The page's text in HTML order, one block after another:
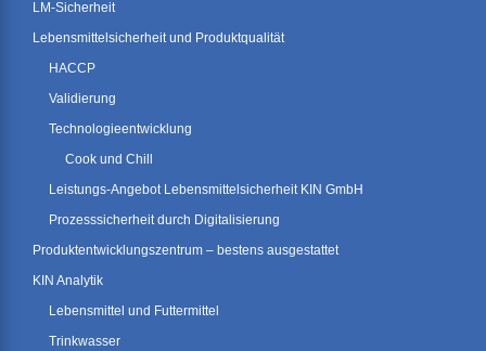
LM-Sicherheit
Lebensmittelsicherheit und Produktqualität
HACCP
Validierung
Technologieentwicklung
Cook und Chill
Leistungs-Angebot Lebensmittelsicherheit KIN GmbH
Prozesssicherheit durch Digitalisierung
Produktentwicklungszentrum – bestens ausgestattet
KIN Analytik
Lebensmittel und Futtermittel
Trinkwasser